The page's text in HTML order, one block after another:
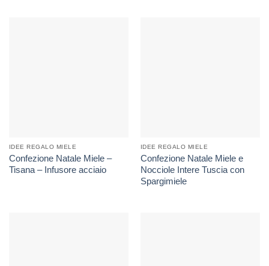
IDEE REGALO MIELE
Confezione Natale Miele –
Tisana – Infusore acciaio
IDEE REGALO MIELE
Confezione Natale Miele e
Nocciole Intere Tuscia con
Spargimiele